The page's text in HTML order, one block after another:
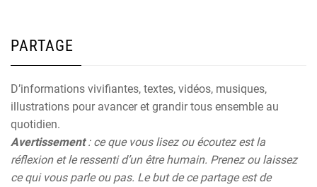
PARTAGE
D’informations vivifiantes, textes, vidéos, musiques,
illustrations pour avancer et grandir tous ensemble au
quotidien.
Avertissement: ce que vous lisez ou écoutez est la
réflexion et le ressenti d’un être humain. Prenez ou laissez
ce qui vous parle ou pas. Le but de ce partage est de